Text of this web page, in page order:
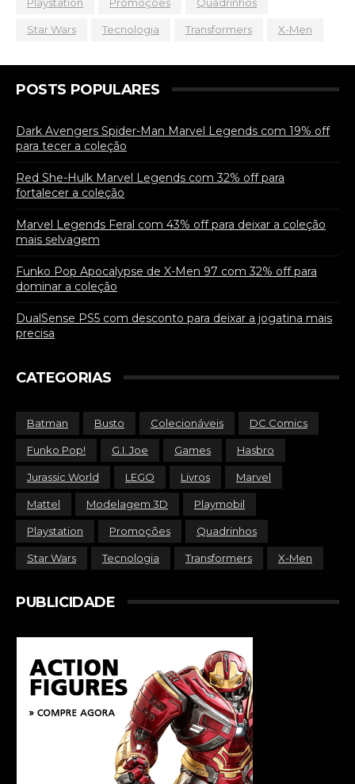
Playstation Promoções Quadrinhos
Star Wars Tecnologia Transformers X-Men
POSTS POPULARES
Dark Avengers Spider-Man Marvel Legends com 19% off
para tecer a coleção
Red She-Hulk Marvel Legends com 32% off para
fortalecer a coleção
Marvel Legends Feral com 43% off para deixar a coleção
mais selvagem
Funko Pop Apocalypse de X-Men 97 com 32% off para
dominar a coleção
DualSense PS5 com desconto para deixar a jogatina mais
precisa
CATEGORIAS
Batman Busto Colecionáveis DC Comics
Funko Pop! G.I. Joe Games Hasbro
Jurassic World LEGO Livros Marvel
Mattel Modelagem 3D Playmobil
Playstation Promoções Quadrinhos
Star Wars Tecnologia Transformers X-Men
PUBLICIDADE